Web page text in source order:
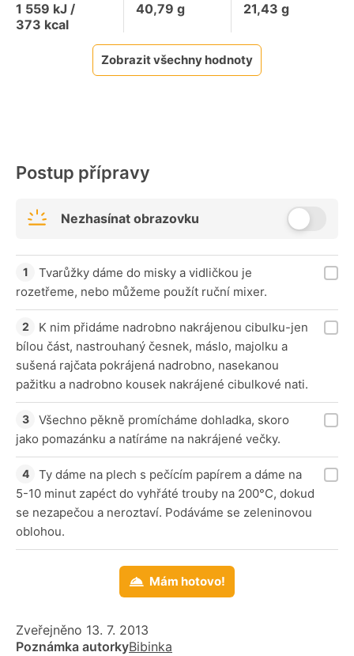
1 559 kJ /
373 kcal
40,79 g
21,43 g
Zobrazit všechny hodnoty
Postup přípravy
Nezhasínat obrazovku
Tvarůžky dáme do misky a vidličkou je
rozetřeme, nebo můžeme použít ruční mixer.
K nim přidáme nadrobno nakrájenou cibulku-jen
bílou část, nastrouhaný česnek, máslo, majolku a
sušená rajčata pokrájená nadrobno, nasekanou
pažitku a nadrobno kousek nakrájené cibulkové nati.
Všechno pěkně promícháme dohladka, skoro
jako pomazánku a natíráme na nakrájené večky.
Ty dáme na plech s pečícím papírem a dáme na
5-10 minut zapéct do vyhřáté trouby na 200°C, dokud
se nezapečou a neroztaví. Podáváme se zeleninovou
oblohou.
Mám hotovo!
Zveřejněno 13. 7. 2013
Poznámka autorkyBibinka